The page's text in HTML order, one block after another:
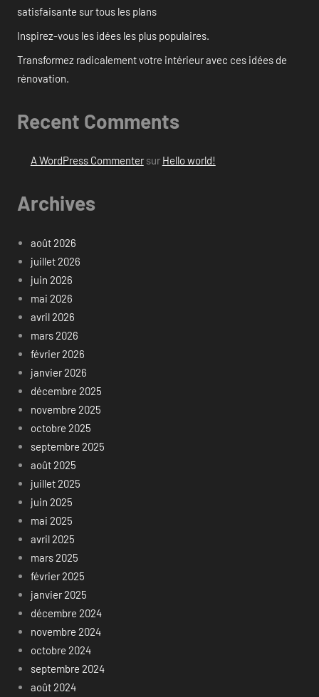
satisfaisante sur tous les plans
Inspirez-vous les idées les plus populaires.
Transformez radicalement votre intérieur avec ces idées de
rénovation.
Recent Comments
A WordPress Commentersur Hello world!
Archives
août 2026
juillet 2026
juin 2026
mai 2026
avril 2026
mars 2026
février 2026
janvier 2026
décembre 2025
novembre 2025
octobre 2025
septembre 2025
août 2025
juillet 2025
juin 2025
mai 2025
avril 2025
mars 2025
février 2025
janvier 2025
décembre 2024
novembre 2024
octobre 2024
septembre 2024
août 2024